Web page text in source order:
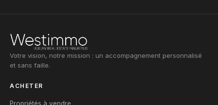
Votre vision, notre mission : un accompagnement personnalisé
et sans faille.
ACHETER